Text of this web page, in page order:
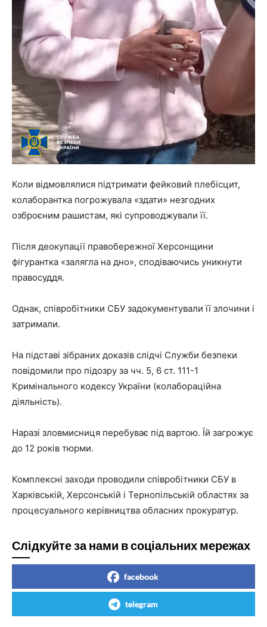
Коли відмовлялися підтримати фейковий плебісцит,
колаборантка погрожувала «здати» незгодних
озброєним рашистам, які супроводжували її.
Після деокупації правобережної Херсонщини
фігурантка «залягла на дно», сподіваючись уникнути
правосуддя.
Однак, співробітники СБУ задокументували її злочини і
затримали.
На підставі зібраних доказів слідчі Служби безпеки
повідомили про підозру за чч. 5, 6 ст. 111-1
Кримінального кодексу України (колабораційна
діяльність).
Наразі зловмисниця перебуває під вартою. Їй загрожує
до 12 років тюрми.
Комплексні заходи проводили співробітники СБУ в
Харківській, Херсонській і Тернопільській областях за
процесуального керівництва обласних прокуратур.
Слідкуйте за нами в соціальних мережах
facebook
telegram